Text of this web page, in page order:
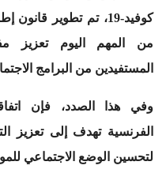
كوفيد-19، تم تطوير
من المهم اليوم تعزيز
المستفيدين من البرامج
وفي هذا الصدد، فإن
الفرنسية تهدف إلى تعزيز
لتحسين الوضع الاجتماعي